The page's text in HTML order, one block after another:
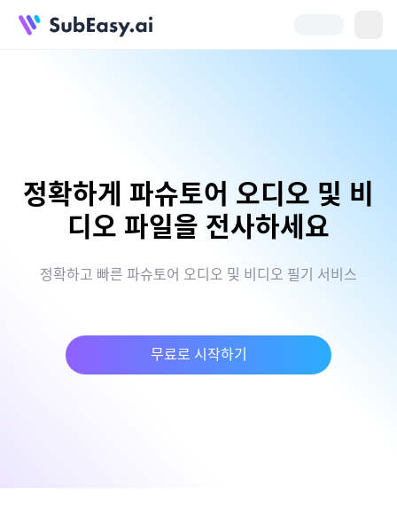
정확하게 파슈토어 오디오 및 비
디오 파일을 전사하세요
정확하고 빠른 파슈토어 오디오 및 비디오 필기 서비스
무료로 시작하기